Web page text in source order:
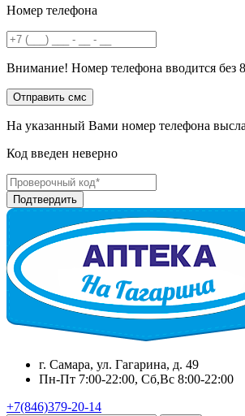
Номер телефона
Внимание! Номер телефона вводится без
На указанный Вами номер телефона
Код введен неверно
г. Самара, ул. Гагарина, д. 49
Пн-Пт 7:00-22:00, Сб,Вс 8:00-22:00
+7(846)379-20-14